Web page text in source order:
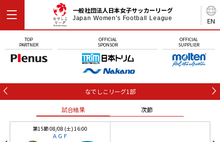
EN
一般社団法人日本女子サッカーリーグ
Japan Women's Football League
TOP
PARTNER
OFFICIAL
SPONSOR
OFFICIAL
SUPPLIER
なでしこリーグ1部
試合結果 次節
第15節 08/08 (土) 16:00
ＡＧＦ